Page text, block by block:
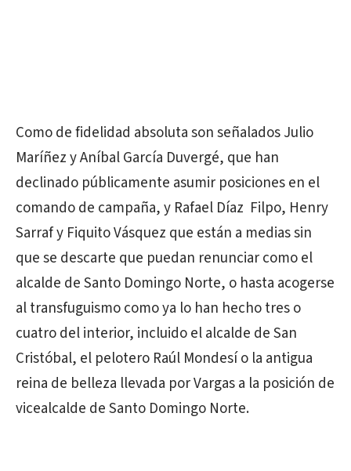
Como de fidelidad absoluta son señalados Julio
Maríñez y Aníbal García Duvergé, que han
declinado públicamente asumir posiciones en el
comando de campaña, y Rafael Díaz Filpo, Henry
Sarraf y Fiquito Vásquez que están a medias sin
que se descarte que puedan renunciar como el
alcalde de Santo Domingo Norte, o hasta acogerse
al transfuguismo como ya lo han hecho tres o
cuatro del interior, incluido el alcalde de San
Cristóbal, el pelotero Raúl Mondesí o la antigua
reina de belleza llevada por Vargas a la posición de
vicealcalde de Santo Domingo Norte.